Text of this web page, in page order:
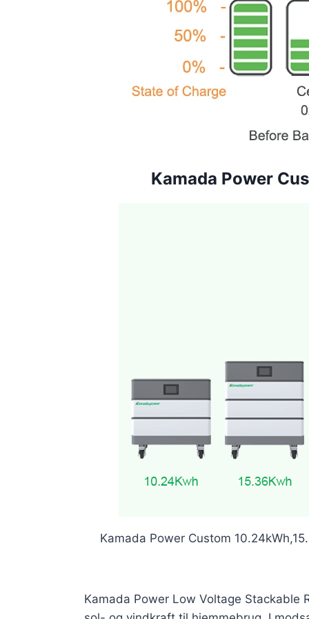
Kamada Power
Kamada Power Custom
Kamada Power Low Voltage